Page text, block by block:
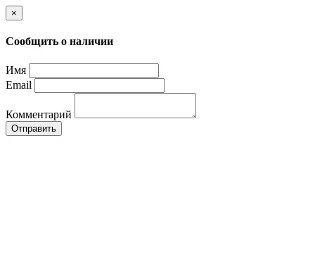
×
Сообщить о наличии
Имя
Email
Комментарий
Отправить